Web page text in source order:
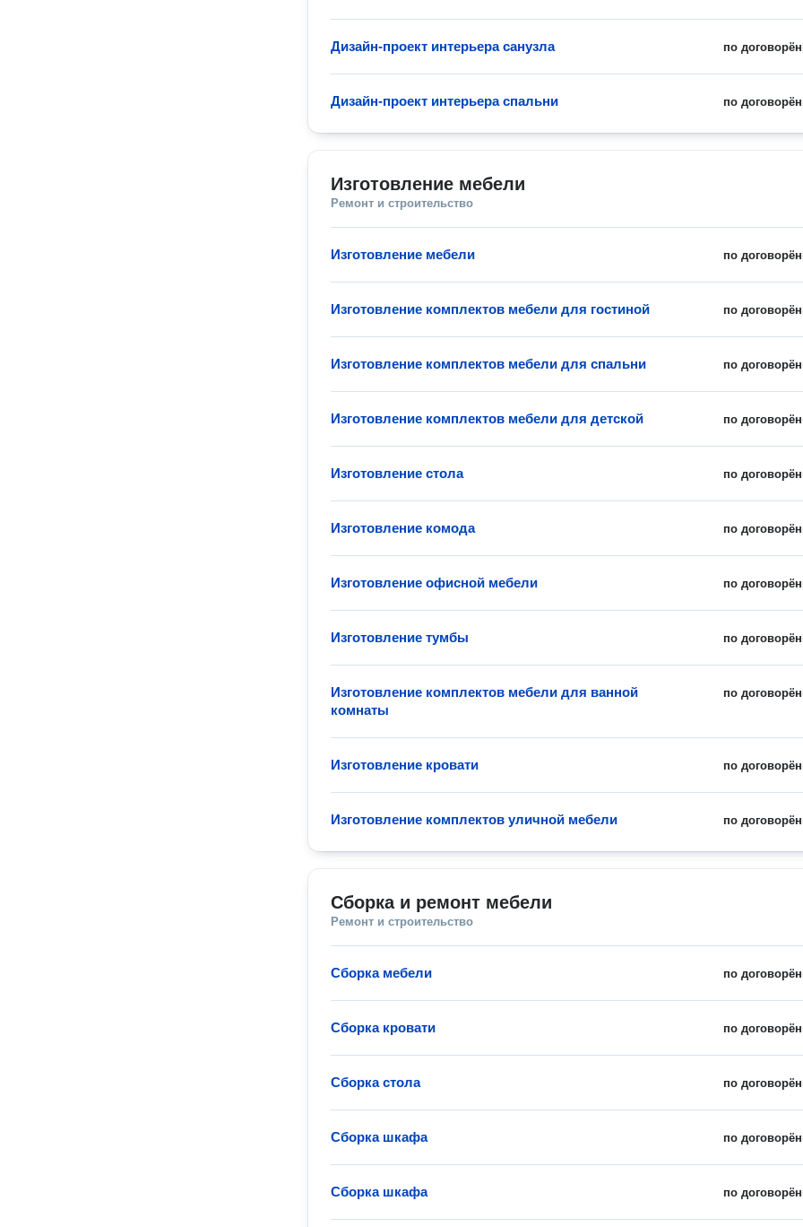
по
Дизайн-проект интерьера санузла
по
Дизайн-проект интерьера спальни
Изготовление мебели
Ремонт и строительство
по
Изготовление мебели
по
Изготовление комплектов мебели для гостиной
по
Изготовление комплектов мебели для спальни
по
Изготовление комплектов мебели для детской
по
Изготовление стола
по
Изготовление комода
по
Изготовление офисной мебели
по
Изготовление тумбы
по
Изготовление комплектов мебели для ванной
комнаты
по
Изготовление кровати
по
Изготовление комплектов уличной мебели
Сборка и ремонт мебели
Ремонт и строительство
по
Сборка мебели
по
Сборка кровати
по
Сборка стола
по
Сборка шкафа
по
Сборка шкафа